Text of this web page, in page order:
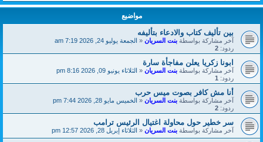
مواضيع
بين تأليف كتاب والادعاء بتأليفه
آخر مشاركة بواسطةبنت السريان«الجمعة يوليو 24, 2026 7:19 am
ردود: 2
ابونا زكريا يعلن مفاجأة سارة
آخر مشاركة بواسطةبنت السريان«الثلاثاء يونيو 09, 2026 8:16 pm
ردود: 1
أنا مش كافر بصوت ميس حرب
آخر مشاركة بواسطةبنت السريان«الخميس مايو 28, 2026 7:44 pm
ردود: 2
سر خطير حول محاولة اغتيال الرئيس ترامب
آخر مشاركة بواسطةبنت السريان«الثلاثاء إبريل 28, 2026 12:57 pm